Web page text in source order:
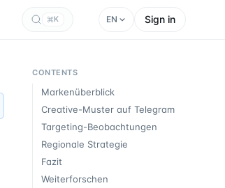
K EN Sign in
CONTENTS
Markenüberblick
Creative-Muster auf Telegram
Targeting-Beobachtungen
Regionale Strategie
Fazit
Weiterforschen